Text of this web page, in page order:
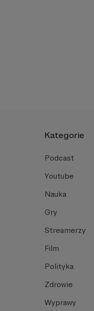
Kategorie
Podcast
Youtube
Nauka
Gry
Streamerzy
Film
Polityka
Zdrowie
Wyprawy